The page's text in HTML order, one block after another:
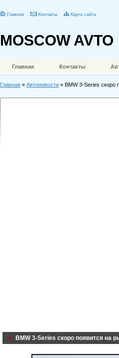
Главная Контакты Карта сайта
MOSCOW AVTO
Главная Контакты
Главная » Автоновости » BMW 3-Series скоро
BMW 3-Series скоро появится на